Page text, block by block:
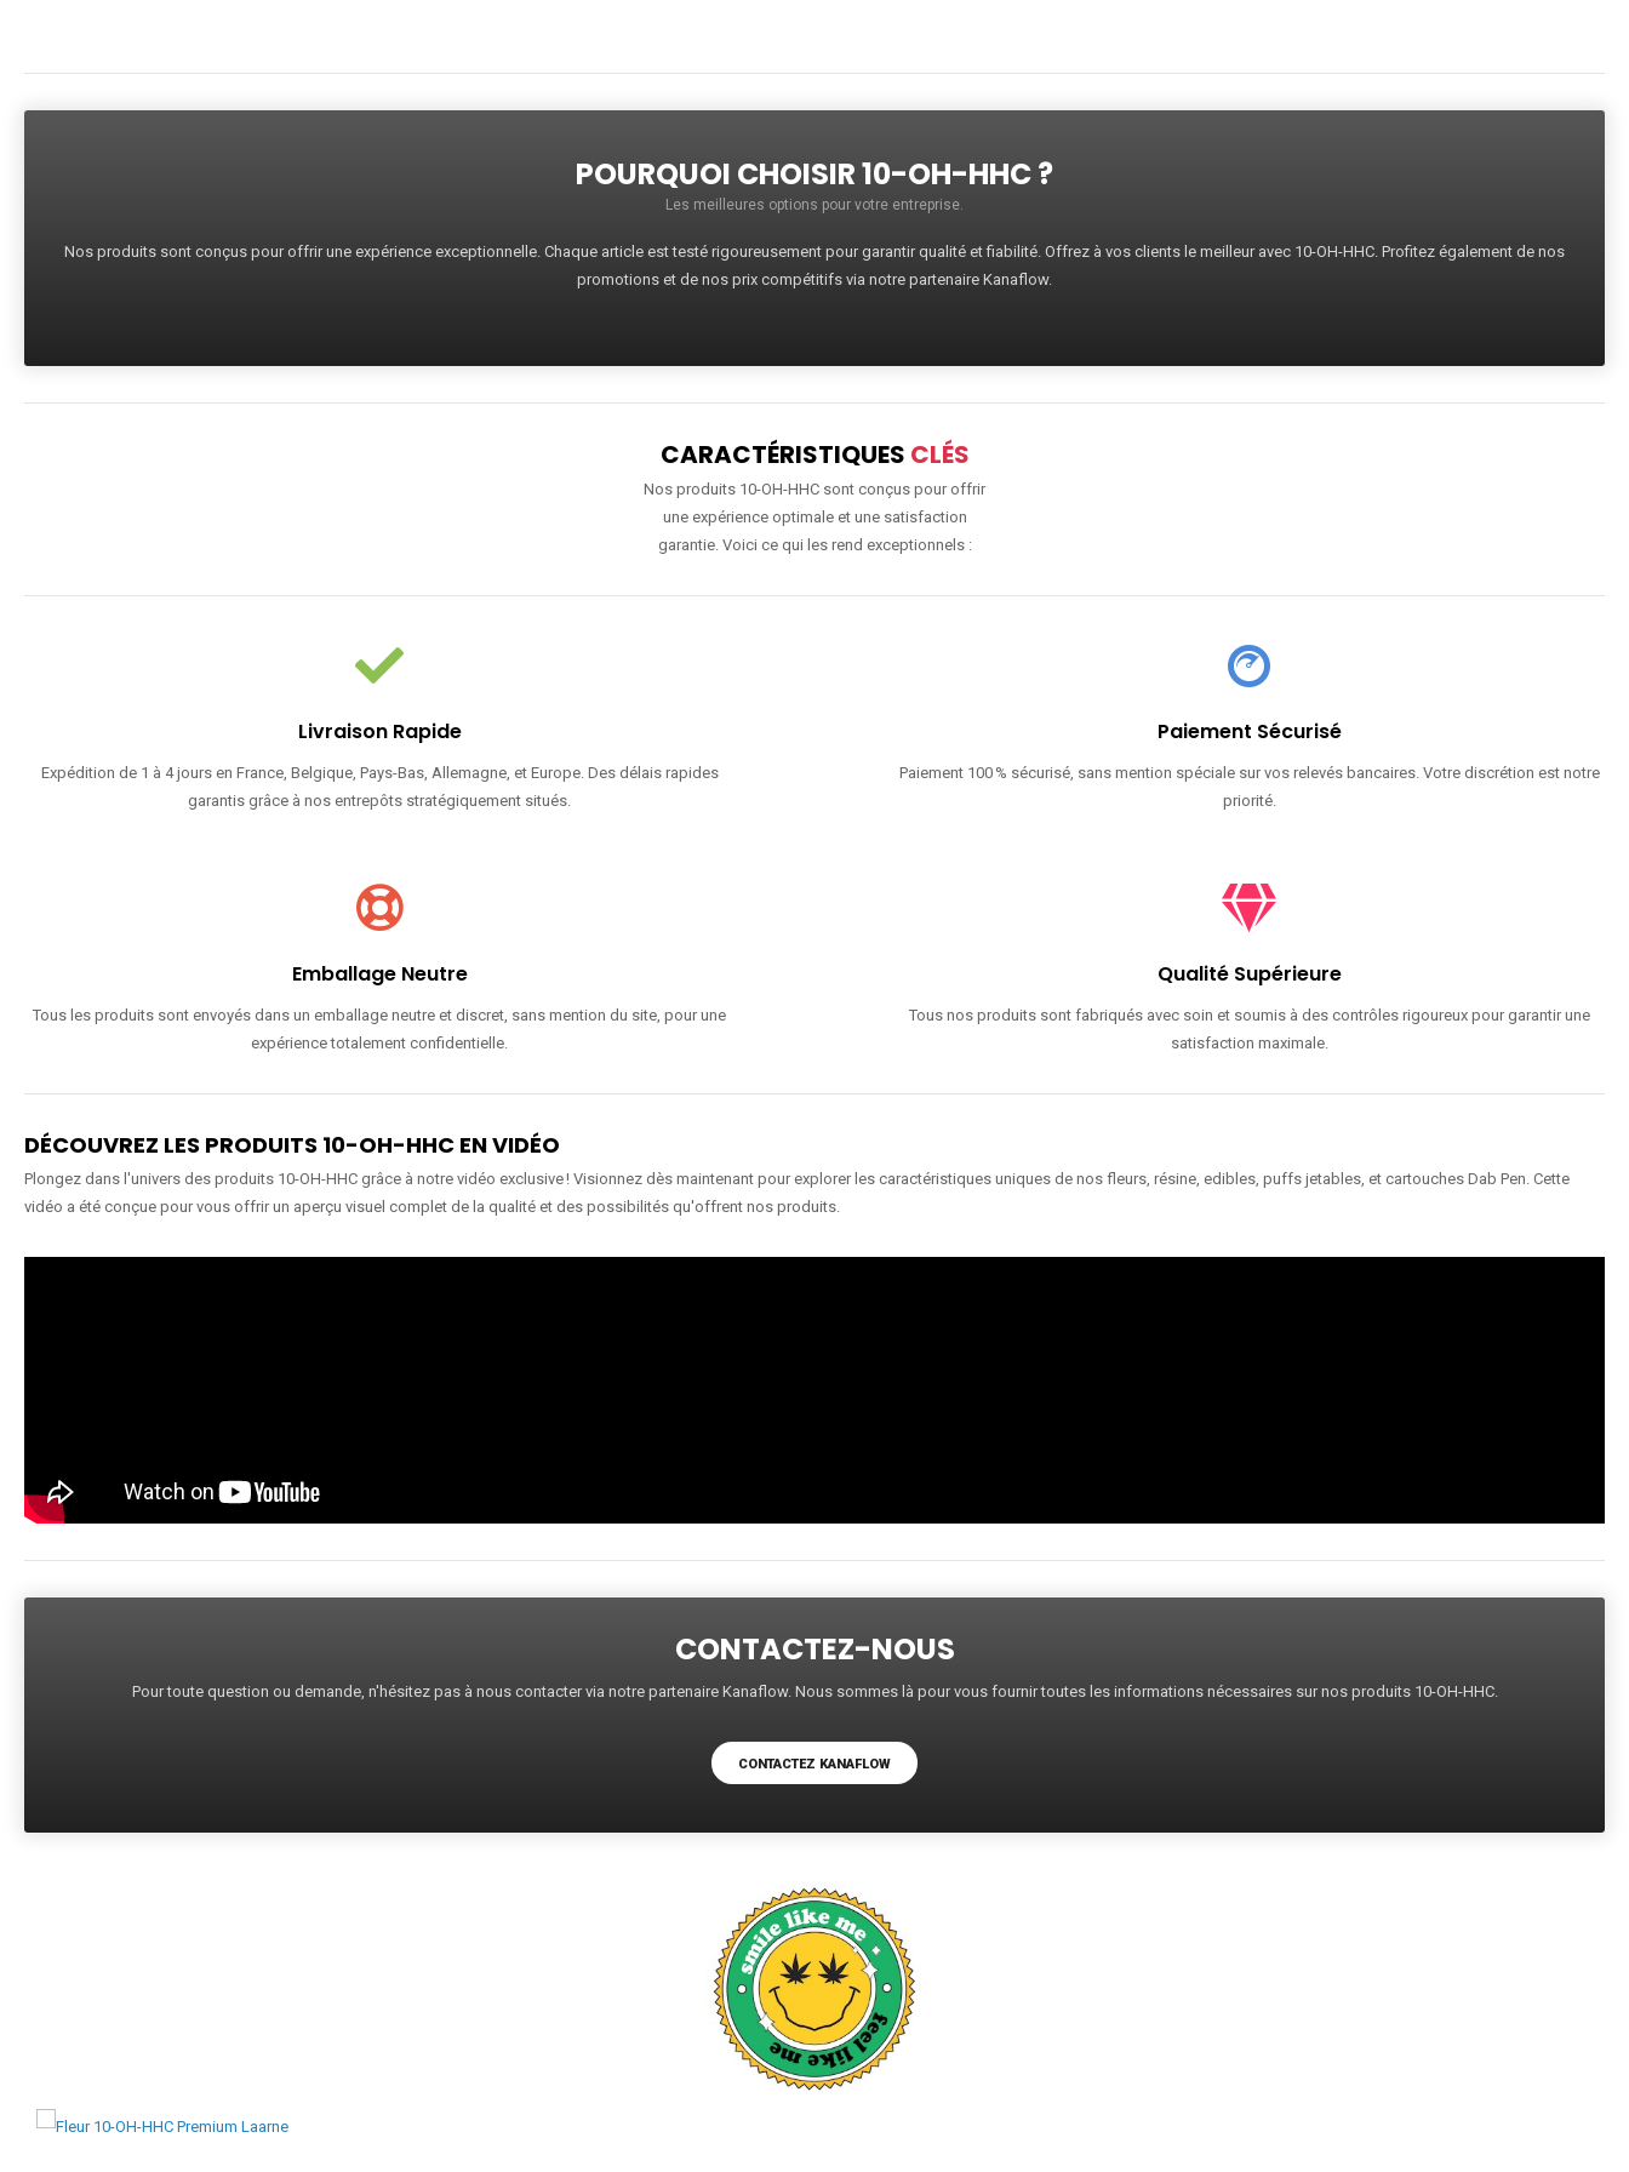
POURQUOI CHOISIR 10-OH-HHC ?
Les meilleures options pour votre entreprise.
Nos produits sont conçus pour offrir une expérience exceptionnelle. Chaque article est testé rigoureusement pour garantir qualité et fiabilité. Offrez à vos clients le meilleur avec 10-OH-HHC. Profitez également de nos
promotions et de nos prix compétitifs via notre partenaire Kanaflow.
CARACTÉRISTIQUES CLÉS
Nos produits 10-OH-HHC sont conçus pour offrir
une expérience optimale et une satisfaction
garantie. Voici ce qui les rend exceptionnels :
Livraison Rapide
Expédition de 1 à 4 jours en France, Belgique, Pays-Bas, Allemagne, et Europe. Des délais rapides
garantis grâce à nos entrepôts stratégiquement situés.
Paiement Sécurisé
Paiement 100 % sécurisé, sans mention spéciale sur vos relevés bancaires. Votre discrétion est notre
priorité.
Emballage Neutre
Tous les produits sont envoyés dans un emballage neutre et discret, sans mention du site, pour une
expérience totalement confidentielle.
Qualité Supérieure
Tous nos produits sont fabriqués avec soin et soumis à des contrôles rigoureux pour garantir une
satisfaction maximale.
DÉCOUVREZ LES PRODUITS 10-OH-HHC EN VIDÉO
Plongez dans l'univers des produits 10-OH-HHC grâce à notre vidéo exclusive ! Visionnez dès maintenant pour explorer les caractéristiques uniques de nos fleurs, résine, edibles, puffs jetables, et cartouches Dab Pen. Cette
vidéo a été conçue pour vous offrir un aperçu visuel complet de la qualité et des possibilités qu'offrent nos produits.
CONTACTEZ-NOUS
Pour toute question ou demande, n'hésitez pas à nous contacter via notre partenaire Kanaflow. Nous sommes là pour vous fournir toutes les informations nécessaires sur nos produits 10-OH-HHC.
CONTACTEZ KANAFLOW